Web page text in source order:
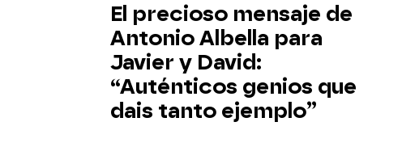
El precioso mensaje de
Antonio Albella para
Javier y David:
“Auténticos genios que
dais tanto ejemplo”